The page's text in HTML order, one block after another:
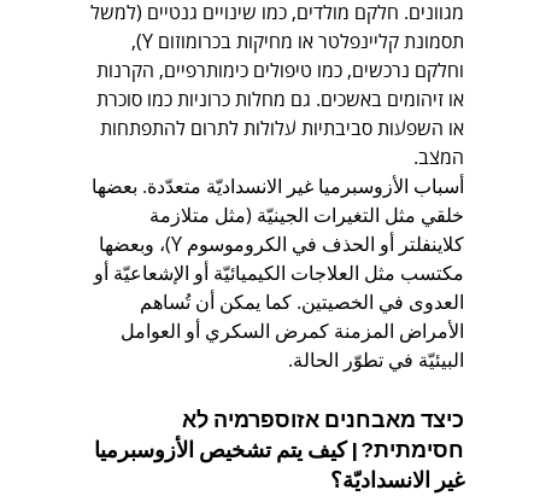
מגוונים. חלקם מולדים, כמו שינויים גנטיים (למשל
תסמונת קליינפלטר או מחיקות בכרומוזום Y),
וחלקם נרכשים, כמו טיפולים כימותרפיים, הקרנות
או זיהומים באשכים. גם מחלות כרוניות כמו סוכרת
או השפעות סביבתיות עלולות לתרום להתפתחות
המצב.
أسباب الأزوسبرميا غير الانسداديّة متعدّدة. بعضها
خلقي مثل التغيرات الجينيّة (مثل متلازمة
كلاينفلتر أو الحذف في الكروموسوم Y)، وبعضها
مكتسب مثل العلاجات الكيميائيّة أو الإشعاعيّة أو
العدوى في الخصيتين. كما يمكن أن تُساهم
الأمراض المزمنة كمرض السكري أو العوامل
البيئيّة في تطوّر الحالة.
כיצד מאבחנים אזוספרמיה לא
חסימתית? | كيف يتم تشخيص الأزوسبرميا
غير الانسداديّة؟